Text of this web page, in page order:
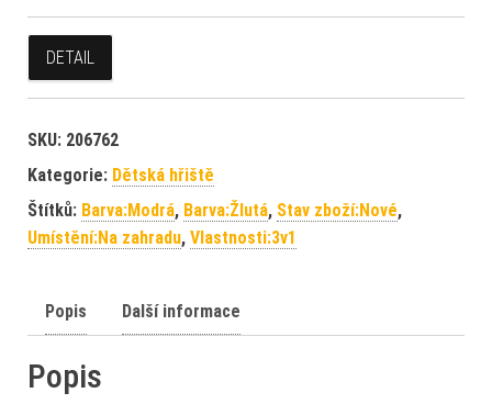
DETAIL
SKU: 206762
Kategorie: Dětská hřiště
Štítků: Barva:Modrá, Barva:Žlutá, Stav zboží:Nové,
Umístění:Na zahradu, Vlastnosti:3v1
Popis Další informace
Popis